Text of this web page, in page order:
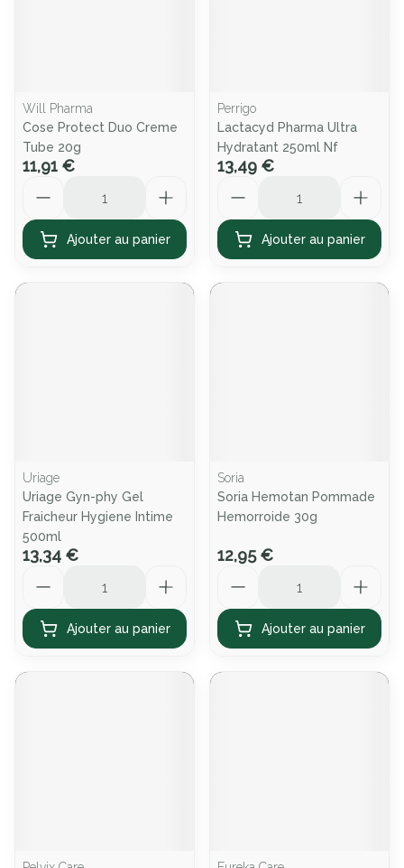
Will Pharma
Cose Protect Duo Creme
Tube 20g
11,91 €
Ajouter au panier
Perrigo
Lactacyd Pharma Ultra
Hydratant 250ml Nf
13,49 €
Ajouter au panier
Uriage
Uriage Gyn-phy Gel
Fraicheur Hygiene Intime
500ml
13,34 €
Ajouter au panier
Soria
Soria Hemotan Pommade
Hemorroide 30g
12,95 €
Ajouter au panier